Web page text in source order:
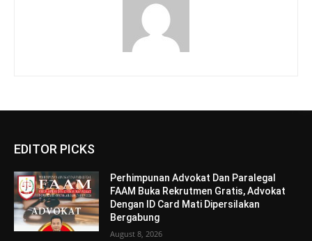
EDITOR PICKS
Perhimpunan Advokat Dan Paralegal
FAAM Buka Rekrutmen Gratis, Advokat
Dengan ID Card Mati Dipersilakan
Bergabung
August 8, 2026